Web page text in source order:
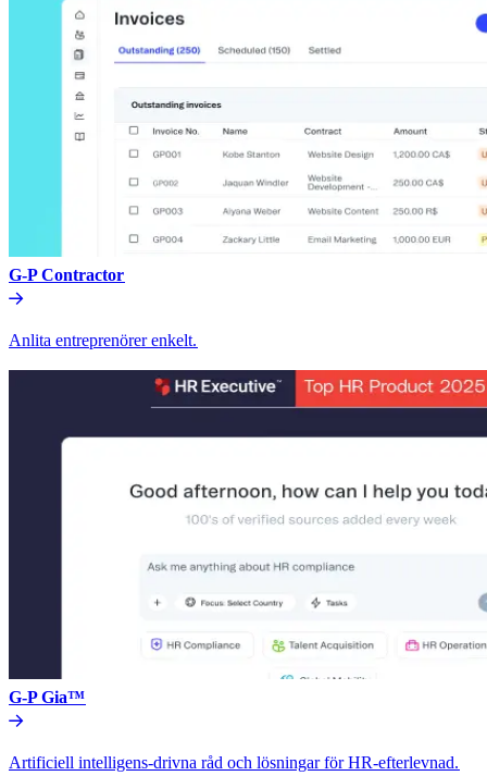
G-P Contractor​​
Anlita entreprenörer enkelt.​​
G-P Gia™​​
Artificiell intelligens-drivna råd och lösningar för HR-efterlevnad.​​